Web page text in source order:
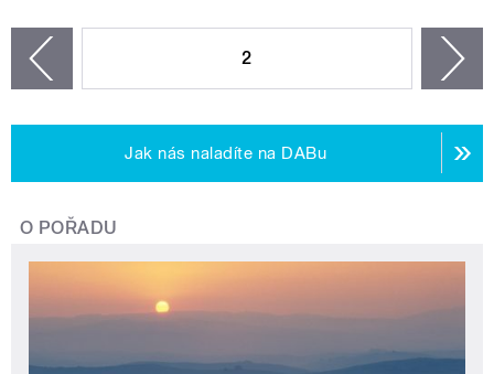
2
Jak nás naladíte na DABu
O POŘADU